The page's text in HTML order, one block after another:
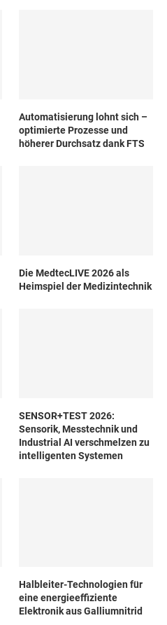
Automatisierung lohnt sich –
optimierte Prozesse und
höherer Durchsatz dank FTS
Die MedtecLIVE 2026 als
Heimspiel der Medizintechnik
SENSOR+TEST 2026:
Sensorik, Messtechnik und
Industrial AI verschmelzen zu
intelligenten Systemen
Halbleiter-Technologien für
eine energieeffiziente
Elektronik aus Galliumnitrid